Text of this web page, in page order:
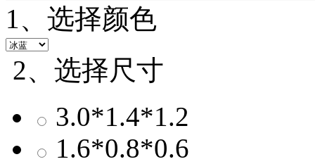
1、选择颜色
2、选择尺寸
3.0*1.4*1.2
1.6*0.8*0.6